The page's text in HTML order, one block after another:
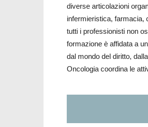
diverse articolazioni
infermieristica, farmacia,
tutti i professionisti non
formazione è affidata a
dal mondo del diritto,
Oncologia coordina le